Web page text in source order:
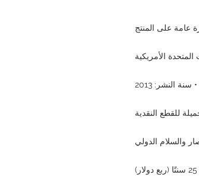
المتحدة الأمريكية
• سنة النشر: 2013
للقطع النقدية
والسلام الدولي